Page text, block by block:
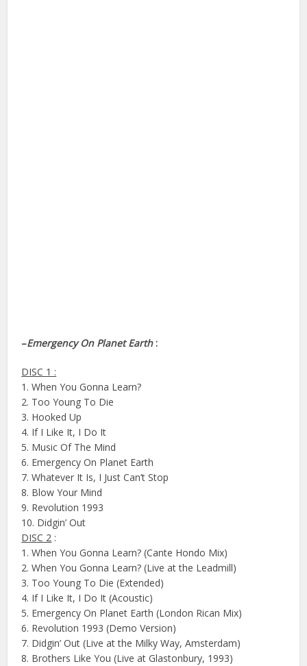
–Emergency On Planet Earth:
DISC 1 :
1. When You Gonna Learn?
2. Too Young To Die
3. Hooked Up
4. If I Like It, I Do It
5. Music Of The Mind
6. Emergency On Planet Earth
7. Whatever It Is, I Just Can’t Stop
8. Blow Your Mind
9. Revolution 1993
10. Didgin’ Out
DISC 2 :
1. When You Gonna Learn? (Cante Hondo Mix)
2. When You Gonna Learn? (Live at the Leadmill)
3. Too Young To Die (Extended)
4. If I Like It, I Do It (Acoustic)
5. Emergency On Planet Earth (London Rican Mix)
6. Revolution 1993 (Demo Version)
7. Didgin’ Out (Live at the Milky Way, Amsterdam)
8. Brothers Like You (Live at Glastonbury, 1993)